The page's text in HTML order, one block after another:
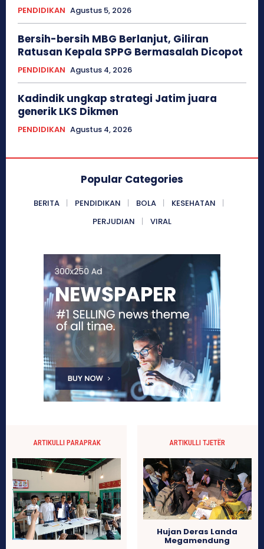
PENDIDIKAN Agustus 5, 2026
Bersih-bersih MBG Berlanjut, Giliran
Ratusan Kepala SPPG Bermasalah Dicopot
PENDIDIKAN Agustus 4, 2026
Kadindik ungkap strategi Jatim juara
generik LKS Dikmen
PENDIDIKAN Agustus 4, 2026
Popular Categories
BERITA PENDIDIKAN BOLA
KESEHATAN
PERJUDIAN
VIRAL
ARTIKULLI PARAPRAK ARTIKULLI TJETËR
Hujan Deras Landa
Megamendung